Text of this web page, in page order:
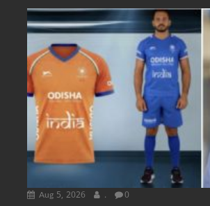
Aug 5, 2026 . 0